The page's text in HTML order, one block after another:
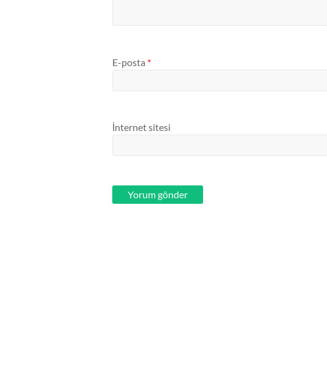
E-posta *
İnternet sitesi